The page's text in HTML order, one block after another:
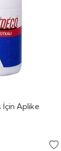
Aplike